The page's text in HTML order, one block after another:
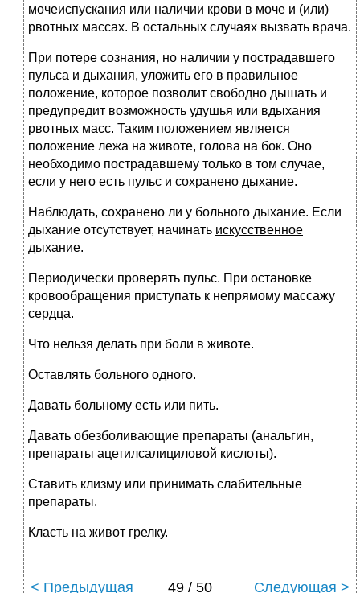
мочеиспускания или наличии крови в моче и (или)
рвотных массах. В остальных случаях вызвать врача.
При потере сознания, но наличии у пострадавшего
пульса и дыхания, уложить его в правильное
положение, которое позволит свободно дышать и
предупредит возможность удушья или вдыхания
рвотных масс. Таким положением является
положение лежа на животе, голова на бок. Оно
необходимо пострадавшему только в том случае,
если у него есть пульс и сохранено дыхание.
Наблюдать, сохранено ли у больного дыхание. Если
дыхание отсутствует, начинать искусственное
дыхание.
Периодически проверять пульс. При остановке
кровообращения приступать к непрямому массажу
сердца.
Что нельзя делать при боли в животе.
Оставлять больного одного.
Давать больному есть или пить.
Давать обезболивающие препараты (анальгин,
препараты ацетилсалициловой кислоты).
Ставить клизму или принимать слабительные
препараты.
Класть на живот грелку.
< Предыдущая 49 / 50 Следующая >